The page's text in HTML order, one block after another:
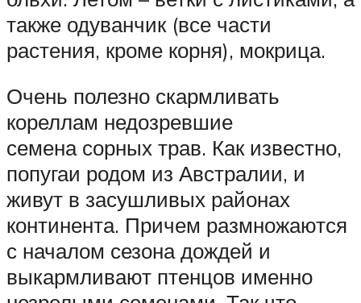
также одуванчик (все части
растения, кроме корня), мокрица.
Очень полезно скармливать
кореллам недозревшие
семена сорных трав. Как известно,
попугаи родом из Австралии, и
живут в засушливых районах
континента. Причем размножаются
с началом сезона дождей и
выкармливают птенцов именно